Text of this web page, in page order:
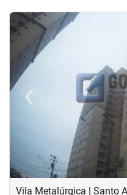
< <<<
‹Previous
Vila Metalúrgica | Santo